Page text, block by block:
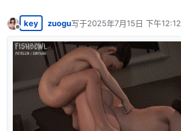
离线
key zuogu写于2025年7月15日 下午12:12
最后由 编辑